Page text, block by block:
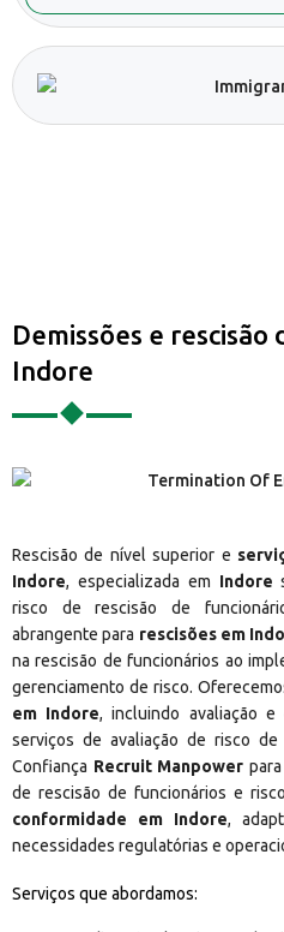
Demissões e rescisão
Indore
Rescisão de nível superior e
Indore, especializada em Indore
risco de rescisão de
abrangente para rescisões em
na rescisão de funcionários ao
gerenciamento de risco.
em Indore, incluindo avaliação
serviços de avaliação de risco
Confiança Recruit Manpower
de rescisão de funcionários e
conformidade em Indore,
necessidades regulatórias e
Serviços que abordamos: